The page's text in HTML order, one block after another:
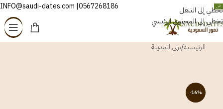
تخطي إلى التنقل
تخطي إلى المحتوى الرئيسي
العربية 0567268186| INFO@saudi-dates.com
الرئيسية/برني المدينة
-16%